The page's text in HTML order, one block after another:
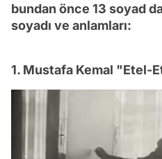
bundan önce 13 soyad
soyadı ve anlamları:
1. Mustafa Kemal "Etel-